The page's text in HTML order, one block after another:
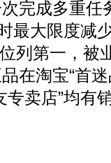
次完成多重
最大限度减
列第一，被
在淘宝“首
专卖店”均有